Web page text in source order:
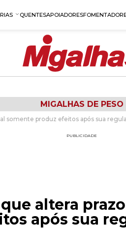
QUENTESAPOIADORES
MIGALHAS DE PESO
somente produz efeitos após sua
PUBLICIDADE
altera
após sua